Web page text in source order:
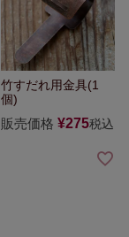
竹すだれ用金具(1
個)
販売価格 ¥275税込